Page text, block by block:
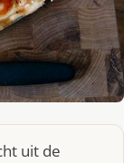
uit de